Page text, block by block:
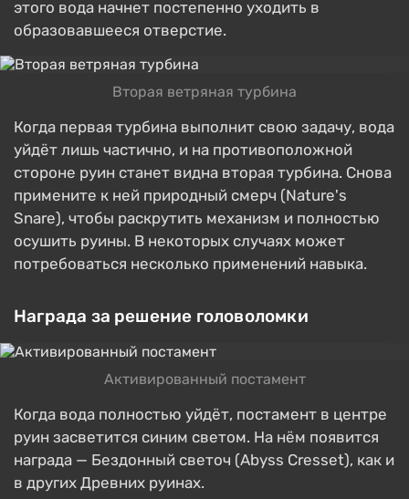
этого вода начнет постепенно уходить в
образовавшееся отверстие.
Вторая ветряная турбина
Когда первая турбина выполнит свою задачу, вода
уйдёт лишь частично, и на противоположной
стороне руин станет видна вторая турбина. Снова
примените к ней природный смерч (Nature's
Snare), чтобы раскрутить механизм и полностью
осушить руины. В некоторых случаях может
потребоваться несколько применений навыка.
Награда за решение головоломки
Активированный постамент
Когда вода полностью уйдёт, постамент в центре
руин засветится синим светом. На нём появится
награда — Бездонный светоч (Abyss Cresset), как и
в других Древних руинах.